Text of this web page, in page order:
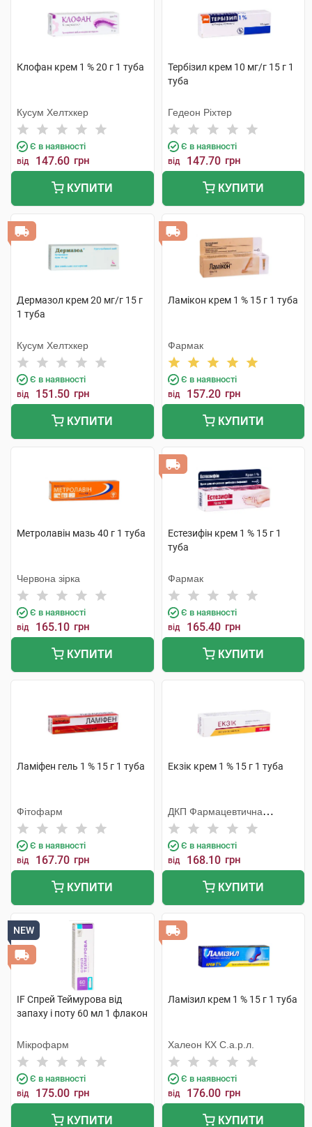
Клофан крем 1 % 20 г 1 туба
Кусум Хелтхкер
Є в наявності
від 147.60 грн
КУПИТИ
Тербізил крем 10 мг/г 15 г 1
туба
Гедеон Ріхтер
Є в наявності
від 147.70 грн
КУПИТИ
Дермазол крем 20 мг/г 15 г
1 туба
Кусум Хелтхкер
Є в наявності
від 151.50 грн
КУПИТИ
Ламікон крем 1 % 15 г 1 туба
Фармак
Є в наявності
від 157.20 грн
КУПИТИ
Метролавiн мазь 40 г 1 туба
Червона зірка
Є в наявності
від 165.10 грн
КУПИТИ
Естезифін крем 1 % 15 г 1
туба
Фармак
Є в наявності
від 165.40 грн
КУПИТИ
Ламіфен гель 1 % 15 г 1 туба
Фітофарм
Є в наявності
від 167.70 грн
КУПИТИ
Екзік крем 1 % 15 г 1 туба
ДКП Фармацевтична
фабрика
Є в наявності
від 168.10 грн
КУПИТИ
NEW
IF Спрей Теймурова від
запаху і поту 60 мл 1 флакон
Мікрофарм
Є в наявності
від 175.00 грн
КУПИТИ
Ламізил крем 1 % 15 г 1 туба
Халеон КХ С.а.р.л.
Є в наявності
від 176.00 грн
КУПИТИ